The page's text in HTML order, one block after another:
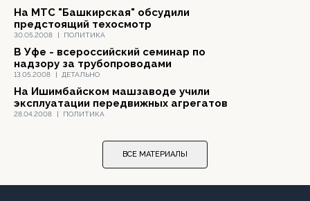
30.05.2008 | ПОЛИТИКА
На МТС "Башкирская" обсудили
предстоящий техосмотр
13.05.2008 | ДЕТАЛЬНО
В Уфе - всероссийский семинар по
надзору за трубопроводами
28.04.2008 | ПОЛИТИКА
На Ишимбайском машзаводе учили
эксплуатации передвижных агрегатов
ВСЕ МАТЕРИАЛЫ